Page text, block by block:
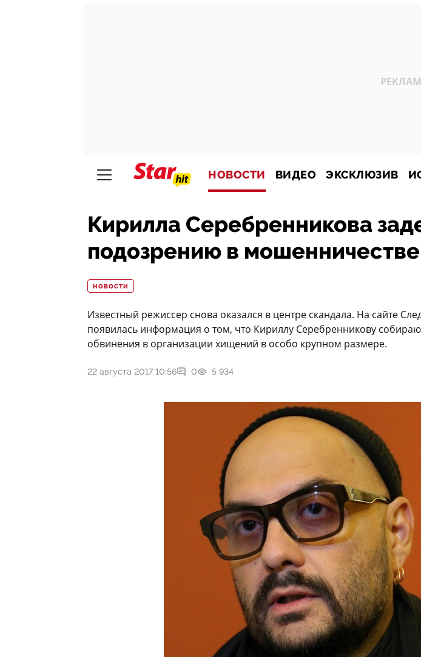
НОВОСТИ ВИДЕО ЭКСКЛЮЗИВ
Кирилла Серебренникова
подозрению в мошенничестве
НОВОСТИ
Известный режиссер снова оказался в центре скандала. На сайте
появилась информация о том, что Кириллу Серебренникову
обвинения в организации хищений в особо крупном размере.
22 августа 2017 10:56 0 5 934